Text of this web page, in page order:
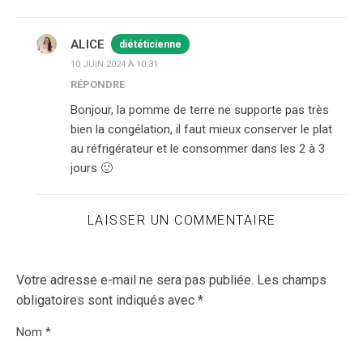
ALICE diététicienne
10 JUIN 2024 À 10:31
RÉPONDRE
Bonjour, la pomme de terre ne supporte pas très
bien la congélation, il faut mieux conserver le plat
au réfrigérateur et le consommer dans les 2 à 3
jours 🙂
LAISSER UN COMMENTAIRE
Votre adresse e-mail ne sera pas publiée. Les champs
obligatoires sont indiqués avec *
Nom *